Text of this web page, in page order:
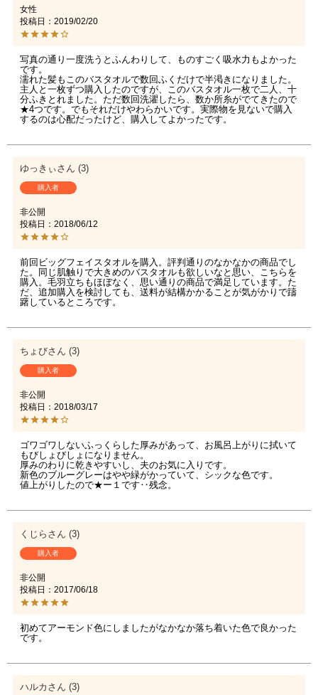
女性
投稿日
2019/02/20
写真の通り一度洗うとふんわりして、ものすごく吸水力もよかった
です。
濡れた髪もこのバスタオルで数回ふくだけで半渇きになりました。
主人と一枚ずつ購入したのですが、このバスタオル一枚で二人、十
分ふきとれました。ただ数回洗濯したら、数か所糸がでてきたので
★4つです。でもそれだけやわらかいです。実際物を見ないで購入
するのは心配だったけど、購入してよかったです。
ゆっきぃ 3
購入者
非公開
投稿日
2018/06/12
前回ビッグフェイスタオルを購入。評判通りのなかなかの商品でし
た。同じ肌触りで大きめのバスタオルも欲しいなと思い、こちらを
購入。毛羽立ちもほぼなく、思い通りの商品で満足しています。た
だ、追加購入を検討しても、送料が結構かかることが気がかりで躊
躇しているところです。
ちょび 3
購入者
非公開
投稿日
2018/03/17
ゴワゴワしないふっくらした厚みがあって、お風呂上がりに拭いて
もびしょびしょになりません。
厚みのわりに乾きやすいし、夫のお気に入りです。
新色のブルーグレーはやや緑がかっていて、シックな色です。
値上がりしたので★ー１です‥残念。
くじら 3
購入者
非公開
投稿日
2017/06/18
初めてアーモンド色にしましたがなかなか落ち着いた色で良かった
です。
ハルカ 3